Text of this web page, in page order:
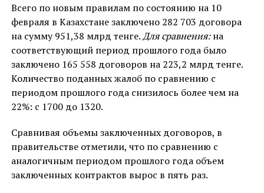
Всего по новым правилам по состоянию на 10
февраля в Казахстане заключено 282 703 договора
на сумму 951,38 млрд тенге.Для сравнения:на
соответствующий период прошлого года было
заключено 165 558 договоров на 223,2 млрд тенге.
Количество поданных жалоб по сравнению с
периодом прошлого года снизилось более чем на
22%: с 1700 до 1320.
Сравнивая объемы заключенных договоров, в
правительстве отметили, что по сравнению с
аналогичным периодом прошлого года объем
заключенных контрактов вырос в пять раз.